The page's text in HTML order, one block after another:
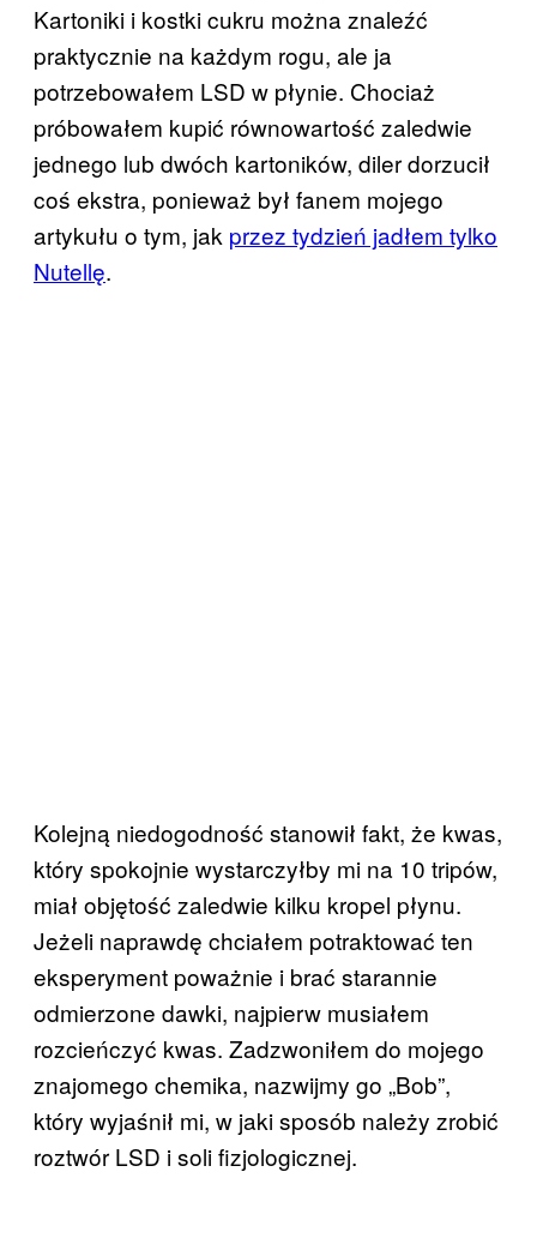
Kartoniki i kostki cukru można znaleźć
praktycznie na każdym rogu, ale ja
potrzebowałem LSD w płynie. Chociaż
próbowałem kupić równowartość zaledwie
jednego lub dwóch kartoników, diler dorzucił
coś ekstra, ponieważ był fanem mojego
artykułu o tym, jak przez tydzień jadłem tylko
Nutellę.
Kolejną niedogodność stanowił fakt, że kwas,
który spokojnie wystarczyłby mi na 10 tripów,
miał objętość zaledwie kilku kropel płynu.
Jeżeli naprawdę chciałem potraktować ten
eksperyment poważnie i brać starannie
odmierzone dawki, najpierw musiałem
rozcieńczyć kwas. Zadzwoniłem do mojego
znajomego chemika, nazwijmy go „Bob”,
który wyjaśnił mi, w jaki sposób należy zrobić
roztwór LSD i soli fizjologicznej.